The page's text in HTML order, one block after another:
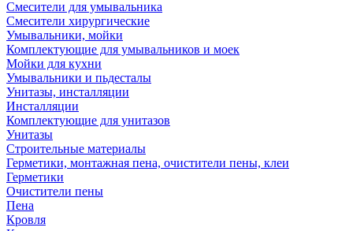
Смесители для умывальника
Смесители хирургические
Умывальники, мойки
Комплектующие для умывальников и моек
Мойки для кухни
Умывальники и пьдесталы
Унитазы, инсталляции
Инсталляции
Комплектующие для унитазов
Унитазы
Строительные материалы
Герметики, монтажная пена, очистители пены, клеи
Герметики
Очистители пены
Пена
Кровля